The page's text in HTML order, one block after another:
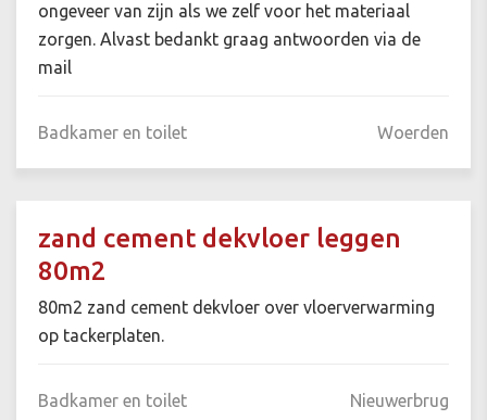
ongeveer van zijn als we zelf voor het materiaal
zorgen. Alvast bedankt graag antwoorden via de
mail
Badkamer en toilet Woerden
zand cement dekvloer leggen
80m2
80m2 zand cement dekvloer over vloerverwarming
op tackerplaten.
Badkamer en toilet Nieuwerbrug